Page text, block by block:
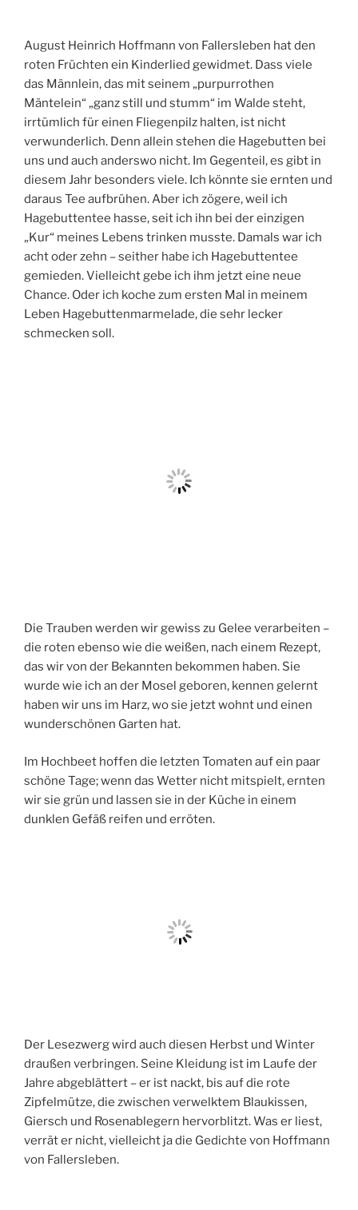
August Heinrich Hoffmann von Fallersleben hat den
roten Früchten ein Kinderlied gewidmet. Dass viele
das Männlein, das mit seinem „purpurrothen
Mäntelein“ „ganz still und stumm“ im Walde steht,
irrtümlich für einen Fliegenpilz halten, ist nicht
verwunderlich. Denn allein stehen die Hagebutten bei
uns und auch anderswo nicht. Im Gegenteil, es gibt in
diesem Jahr besonders viele. Ich könnte sie ernten und
daraus Tee aufbrühen. Aber ich zögere, weil ich
Hagebuttentee hasse, seit ich ihn bei der einzigen
„Kur“ meines Lebens trinken musste. Damals war ich
acht oder zehn – seither habe ich Hagebuttentee
gemieden. Vielleicht gebe ich ihm jetzt eine neue
Chance. Oder ich koche zum ersten Mal in meinem
Leben Hagebuttenmarmelade, die sehr lecker
schmecken soll.
Die Trauben werden wir gewiss zu Gelee verarbeiten –
die roten ebenso wie die weißen, nach einem Rezept,
das wir von der Bekannten bekommen haben. Sie
wurde wie ich an der Mosel geboren, kennen gelernt
haben wir uns im Harz, wo sie jetzt wohnt und einen
wunderschönen Garten hat.
Im Hochbeet hoffen die letzten Tomaten auf ein paar
schöne Tage; wenn das Wetter nicht mitspielt, ernten
wir sie grün und lassen sie in der Küche in einem
dunklen Gefäß reifen und erröten.
Der Lesezwerg wird auch diesen Herbst und Winter
draußen verbringen. Seine Kleidung ist im Laufe der
Jahre abgeblättert – er ist nackt, bis auf die rote
Zipfelmütze, die zwischen verwelktem Blaukissen,
Giersch und Rosenablegern hervorblitzt. Was er liest,
verrät er nicht, vielleicht ja die Gedichte von Hoffmann
von Fallersleben.